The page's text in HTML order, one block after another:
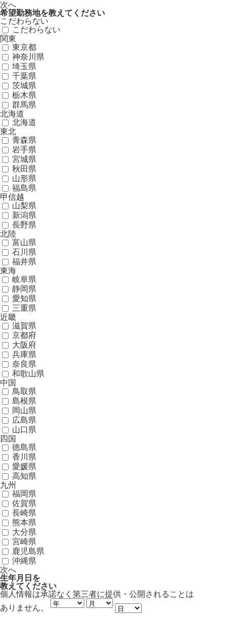
次へ
希望勤務地を教えてください
こだわらない
こだわらない
関東
東京都
神奈川県
埼玉県
千葉県
茨城県
栃木県
群馬県
北海道
北海道
東北
青森県
岩手県
宮城県
秋田県
山形県
福島県
甲信越
山梨県
新潟県
長野県
北陸
富山県
石川県
福井県
東海
岐阜県
静岡県
愛知県
三重県
近畿
滋賀県
京都府
大阪府
兵庫県
奈良県
和歌山県
中国
鳥取県
島根県
岡山県
広島県
山口県
四国
徳島県
香川県
愛媛県
高知県
九州
福岡県
佐賀県
長崎県
熊本県
大分県
宮崎県
鹿児島県
沖縄県
次へ
生年月日 を
教えてください
個人情報は承諾なく第三者に提供・公開されることは
ありません。